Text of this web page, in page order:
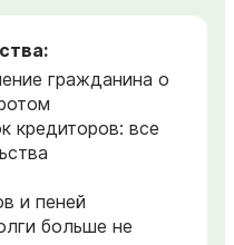
гражданина о
кредиторов: все
и пеней
больше не